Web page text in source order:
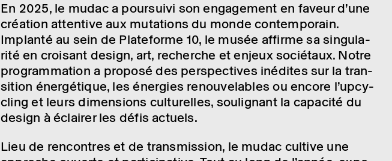
En 2025, le mudac a pour­suivi son enga­ge­ment en faveur d’une
créa­tion atten­tive aux muta­tions du monde contem­po­rain.
Implanté au sein de Plate­forme 10, le musée affirme sa singu­la­
rité en croi­sant design, art, recherche et enjeux socié­taux. Notre
program­ma­tion a proposé des pers­pec­tives inédites sur la tran­
si­tion éner­gé­tique, les éner­gies renou­ve­lables ou encore l’up­cy­
cling et leurs dimen­sions cultu­relles, souli­gnant la capa­cité du
design à éclai­rer les défis actuels.
Lieu de rencontres et de trans­mis­sion, le mudac cultive une